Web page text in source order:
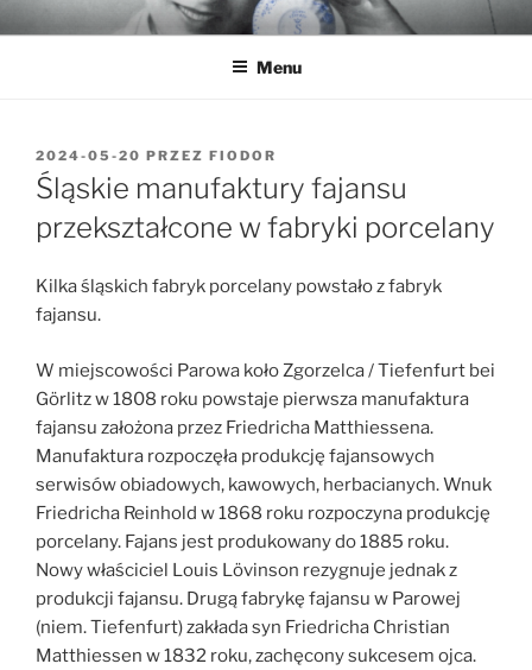
Przejdź
do
MUZEUM PORCELANY
Muzeum Porcelany Śląskiej w Tułowicach
Menu
OPUBLIKOWANE
W
2024-05-20 PRZEZ FIODOR
Śląskie manufaktury fajansu
przekształcone w fabryki porcelany
Kilka śląskich fabryk porcelany powstało z fabryk
fajansu.
W miejscowości Parowa koło Zgorzelca / Tiefenfurt bei
Görlitz w 1808 roku powstaje pierwsza manufaktura
fajansu założona przez Friedricha Matthiessena.
Manufaktura rozpoczęła produkcję fajansowych
serwisów obiadowych, kawowych, herbacianych. Wnuk
Friedricha Reinhold w 1868 roku rozpoczyna produkcję
porcelany. Fajans jest produkowany do 1885 roku.
Nowy właściciel Louis Lövinson rezygnuje jednak z
produkcji fajansu. Drugą fabrykę fajansu w Parowej
(niem. Tiefenfurt) zakłada syn Friedricha Christian
Matthiessen w 1832 roku, zachęcony sukcesem ojca.